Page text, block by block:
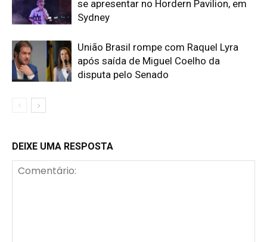
se apresentar no Hordern Pavilion, em
Sydney
União Brasil rompe com Raquel Lyra
após saída de Miguel Coelho da
disputa pelo Senado
DEIXE UMA RESPOSTA